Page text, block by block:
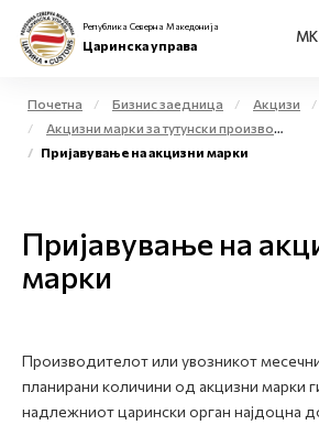
За нас
Бизнис заедница
Медиа центар
Република Северна Македонија
Царинска управа
Почетна Бизнис заедница Акцизи
Акцизни марки за тутунски производи
Пријавување на акцизни марки
Пријавување на
марки
Производителот или увозникот
планирани количини од акцизни марки
надлежниот царински орган најдоцна